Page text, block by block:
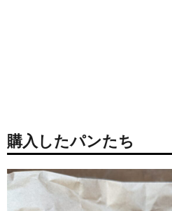
購入したパンたち